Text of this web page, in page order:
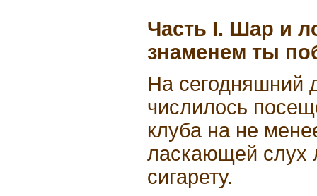
Часть I. Шар и
знаменем ты
На сегодняшний
числилось
клуба на не
ласкающей слух
сигарету.